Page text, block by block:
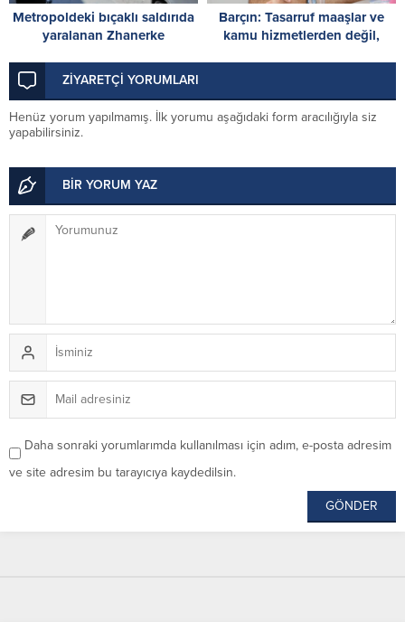
Metropoldeki bıçaklı saldırıda
yaralanan Zhanerke
çağrısı
Barçın: Tasarruf maaşlar ve
kamu hizmetlerden değil,
ZİYARETÇİ YORUMLARI
Henüz yorum yapılmamış. İlk yorumu aşağıdaki form aracılığıyla siz
yapabilirsiniz.
BİR YORUM YAZ
Daha sonraki yorumlarımda kullanılması için adım, e-posta adresim
ve site adresim bu tarayıcıya kaydedilsin.